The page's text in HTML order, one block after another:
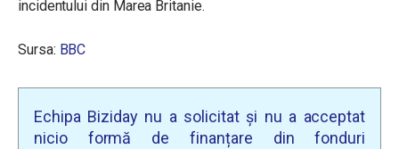
incidentului din Marea Britanie.
Sursa: BBC
Echipa Biziday nu a solicitat și nu a acceptat
nicio formă de finanțare din fonduri